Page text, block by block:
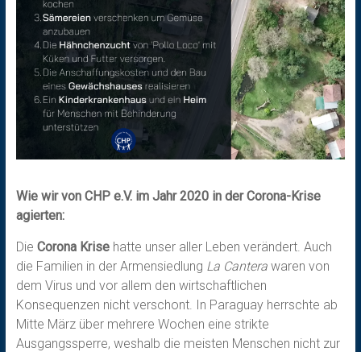
Wie wir von CHP e.V. im Jahr 2020 in der Corona-Krise
agierten:
Die Corona Krise hatte unser aller Leben verändert. Auch
die Familien in der Armensiedlung La Canterawaren von
dem Virus und vor allem den wirtschaftlichen
Konsequenzen nicht verschont. In Paraguay herrschte ab
Mitte März über mehrere Wochen eine strikte
Ausgangssperre, weshalb die meisten Menschen nicht zur